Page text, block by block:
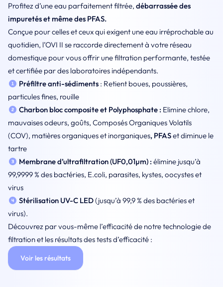
Profitez d’une eau parfaitement filtrée, débarrassée des
impuretés et même des PFAS.
Conçue pour celles et ceux qui exigent une eau irréprochable au
quotidien, l’OVI II se raccorde directement à votre réseau
domestique pour vous offrir une filtration performante, testée
et certifiée par des laboratoires indépendants.
Préfiltre anti-sédiments: Retient boues, poussières,
particules fines, rouille
Charbon bloc composite et Polyphosphate : Elimine chlore,
mauvaises odeurs, goûts, Composés Organiques Volatils
(COV), matières organiques et inorganiques, PFASet diminue le
tartre
Membrane d’ultrafiltration (UF0,01µm) : élimine jusqu’à
99,9999 % des bactéries, E.coli, parasites, kystes, oocystes et
virus
Stérilisation UV-C LED(jusqu’à 99,9 % des bactéries et
virus).
Découvrez par vous-même l’efficacité de notre technologie de
filtration et les résultats des tests d’efficacité :
Voir les résultats